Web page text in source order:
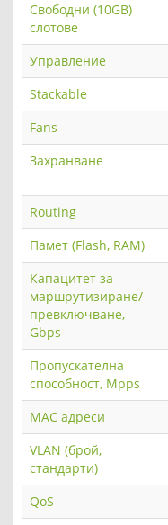
Свободни (10GB)
слотове
Управление
Stackable
Fans
Захранване
Routing
Памет (Flash, RAM)
Капацитет за
маршрутизиране/
превключване,
Gbps
Пропускателна
способност, Mpps
MAC адреси
VLAN (брой,
стандарти)
QoS